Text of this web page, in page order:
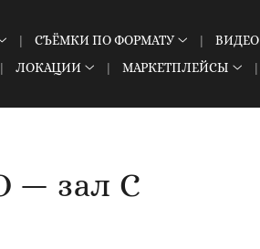
СЪЁМКИ ПО ФОРМАТУ ВИДЕО
ЛОКАЦИИ МАРКЕТПЛЕЙСЫ
— зал C